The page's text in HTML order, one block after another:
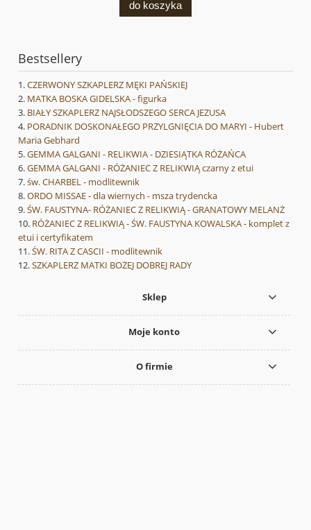
do koszyka
Bestsellery
CZERWONY SZKAPLERZ MĘKI PAŃSKIEJ
MATKA BOSKA GIDELSKA - figurka
BIAŁY SZKAPLERZ NAJSŁODSZEGO SERCA JEZUSA
PORADNIK DOSKONAŁEGO PRZYLGNIĘCIA DO MARYI - Hubert
Maria Gebhard
GEMMA GALGANI - RELIKWIA - DZIESIĄTKA RÓŻAŃCA
GEMMA GALGANI - RÓŻANIEC Z RELIKWIĄ czarny z etui
św. CHARBEL - modlitewnik
ORDO MISSAE - dla wiernych - msza trydencka
ŚW. FAUSTYNA- RÓŻANIEC Z RELIKWIĄ - GRANATOWY MELANŻ
RÓŻANIEC Z RELIKWIĄ - ŚW. FAUSTYNA KOWALSKA - komplet z
etui i certyfikatem
ŚW. RITA Z CASCII - modlitewnik
SZKAPLERZ MATKI BOŻEJ DOBREJ RADY
Sklep
Moje konto
O firmie